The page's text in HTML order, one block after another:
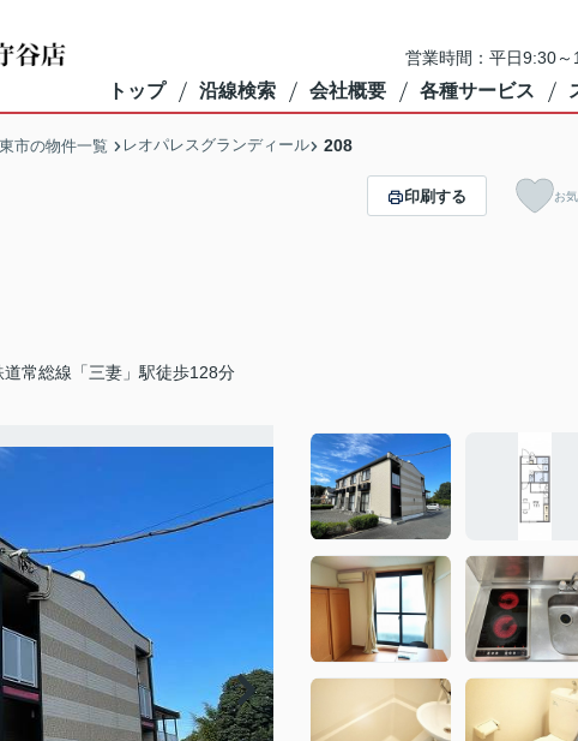
営業時間：平日9:30
トップ 沿線検索 会社概要 各種サービス
市の物件一覧 レオパレスグランディール 208
道常総線「三妻」駅徒歩128分
印刷する お